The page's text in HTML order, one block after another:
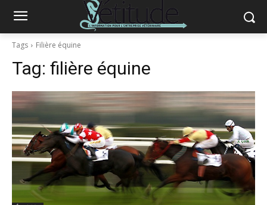
Tags Filière équine
Tag: filière équine